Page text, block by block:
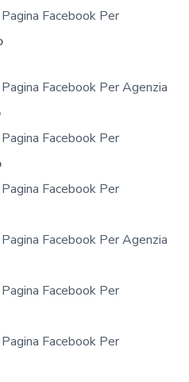
Facebook Per
Facebook Per Agenzia
Facebook Per
Facebook Per
Facebook Per Agenzia
Facebook Per
Facebook Per